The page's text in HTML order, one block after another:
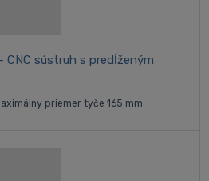
CNC sústruh s predĺženým
priemer tyče 165 mm